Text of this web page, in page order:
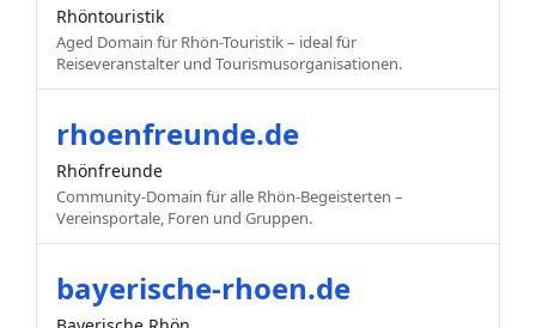
Rhöntouristik
Aged Domain für Rhön-Touristik – ideal für
Reiseveranstalter und Tourismusorganisationen.
rhoenfreunde.de
Rhönfreunde
Community-Domain für alle Rhön-Begeisterten –
Vereinsportale, Foren und Gruppen.
bayerische-rhoen.de